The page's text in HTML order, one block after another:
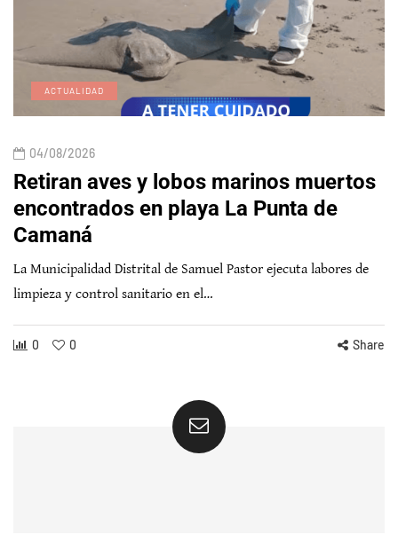
ACTUALIDAD
04/08/2026
Retiran aves y lobos marinos muertos
encontrados en playa La Punta de
Camaná
La Municipalidad Distrital de Samuel Pastor ejecuta labores de
limpieza y control sanitario en el…
0 0 Share